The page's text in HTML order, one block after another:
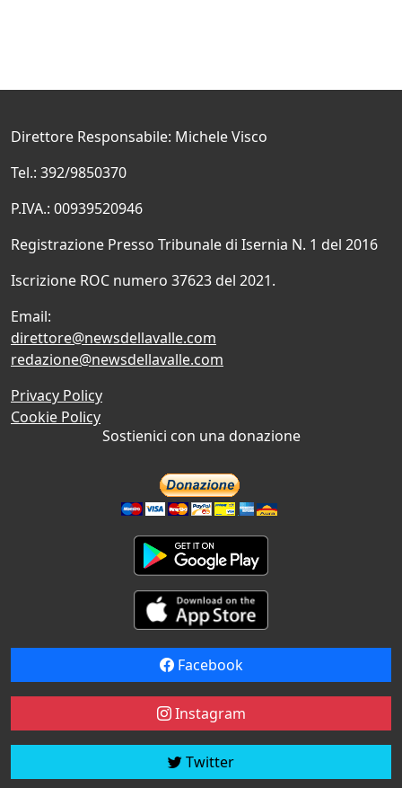
Direttore Responsabile: Michele Visco
Tel.: 392/9850370
P.IVA.: 00939520946
Registrazione Presso Tribunale di Isernia N. 1 del 2016
Iscrizione ROC numero 37623 del 2021.
Email:
direttore@newsdellavalle.com
redazione@newsdellavalle.com
Privacy Policy
Cookie Policy
Sostienici con una donazione
Facebook
Instagram
Twitter